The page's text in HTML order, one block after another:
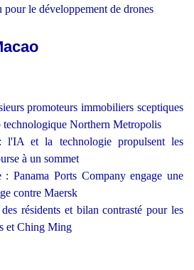
le développement de drones
promoteurs immobiliers sceptiques
technologique Northern Metropolis
l'IA et la technologie propulsent les
à un sommet
: Panama Ports Company engage une
contre Maersk
résidents et bilan contrasté pour les
et Ching Ming